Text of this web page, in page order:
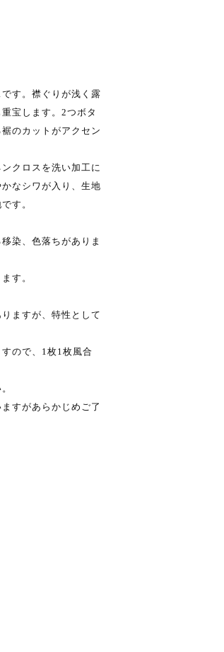
す。襟ぐりが浅く露
宝します。2つボタ
のカットがアクセン
クロスを洗い加工に
なシワが入り、生地
す。
染、色落ちがありま
す。
ますが、特性として
ので、1枚1枚風合
すがあらかじめご了